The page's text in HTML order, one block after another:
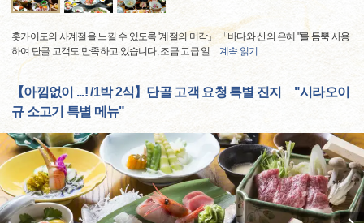
홋카이도의 사계절을 느낄 수 있도록 '계절의 미각」 「바다와 산의 은혜 "를 듬뿍 사용
하여 단골 고객도 만족하고 있습니다, 조금 고급 일…계속 읽기
【아낌없이 ...! /1박 2식】단골 고객 요청 특별 진지 "시라오이
규 소고기 특별 메뉴"